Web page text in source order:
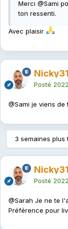
Merci @Sami
ton ressenti.
Avec plaisir
Posté
@Sami je viens de
3 semaines plus
Posté
@Sarah Je ne te
Préférence pour